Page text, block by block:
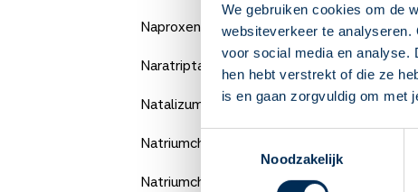
We gebruiken cookies om de
websiteverkeer te analyseren.
voor social media en analyse.
hen hebt verstrekt of die ze
is en gaan zorgvuldig om met
Toestemmingsselectie
Noodzakelijk
Naproxen
Naratriptan
Natalizumab
Natriumchloride in de neus
Natriumchloride oogdruppels / oogzalf